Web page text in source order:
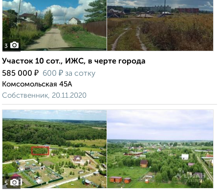
3
Участок 10 сот., ИЖС, в черте города
585 000 ₽ 600 ₽ за сотку
Комсомольская 45А
Собственник, 20.11.2020
5